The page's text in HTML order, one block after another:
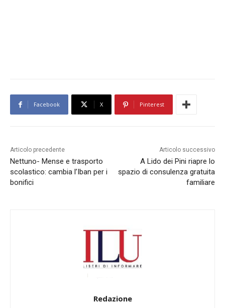
Facebook X Pinterest
Articolo precedente
Nettuno- Mense e trasporto
scolastico: cambia l’Iban per i
bonifici
Articolo successivo
A Lido dei Pini riapre lo
spazio di consulenza gratuita
familiare
Redazione